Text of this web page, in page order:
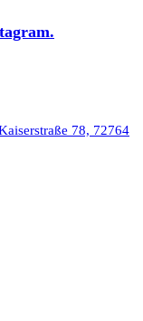
78, 72764